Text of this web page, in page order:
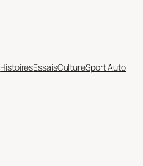
HistoiresEssaisCultureSport Auto